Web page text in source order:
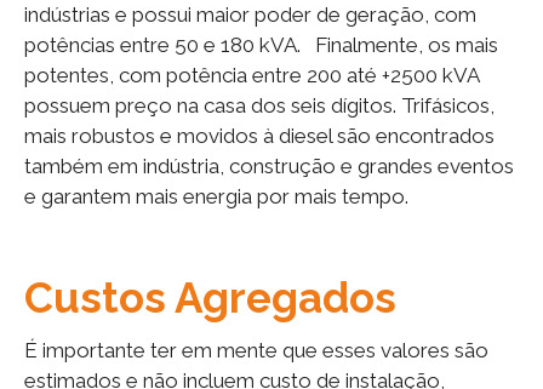
indústrias e possui maior poder de geração, com
potências entre 50 e 180 kVA. Finalmente, os mais
potentes, com potência entre 200 até +2500 kVA
possuem preço na casa dos seis dígitos. Trifásicos,
mais robustos e movidos à diesel são encontrados
também em indústria, construção e grandes eventos
e garantem mais energia por mais tempo.
Custos Agregados
É importante ter em mente que esses valores são
estimados e não incluem custo de instalação,